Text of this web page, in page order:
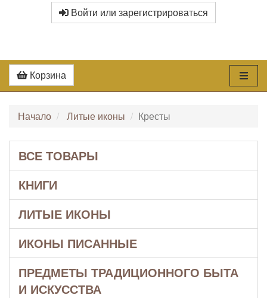
Войти или зарегистрироваться
Корзина
Начало Литые иконы Кресты
ВСЕ ТОВАРЫ
КНИГИ
ЛИТЫЕ ИКОНЫ
ИКОНЫ ПИСАННЫЕ
ПРЕДМЕТЫ ТРАДИЦИОННОГО БЫТА
И ИСКУССТВА